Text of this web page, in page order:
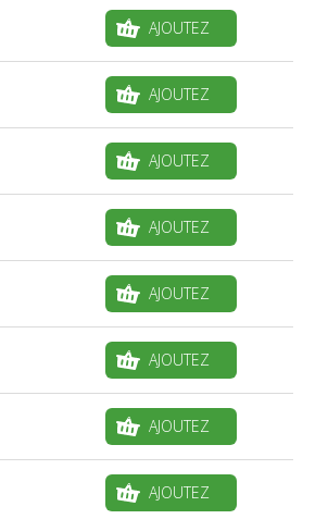
AJOUTEZ
AJOUTEZ
AJOUTEZ
AJOUTEZ
AJOUTEZ
AJOUTEZ
AJOUTEZ
AJOUTEZ